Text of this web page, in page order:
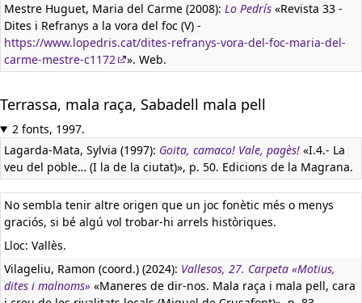
Mestre Huguet, Maria del Carme (2008): Lo Pedrís «Revista 33 -
Dites i Refranys a la vora del foc (V) -
https://www.lopedris.cat/dites-refranys-vora-del-foc-maria-del-
carme-mestre-c1172
». Web.
Terrassa, mala raça, Sabadell mala pell
2 fonts, 1997.
Lagarda-Mata, Sylvia (1997): Goita, camaco! Vale, pagès! «I.4.- La
veu del poble… (I la de la ciutat)», p. 50. Edicions de la Magrana.
No sembla tenir altre origen que un joc fonètic més o menys
graciós, si bé algú vol trobar-hi arrels històriques.
Lloc: Vallès.
Vilageliu, Ramon (coord.) (2024): Vallesos, 27. Carpeta «Motius,
dites i malnoms» «Maneres de dir-nos. Mala raça i mala pell, cara